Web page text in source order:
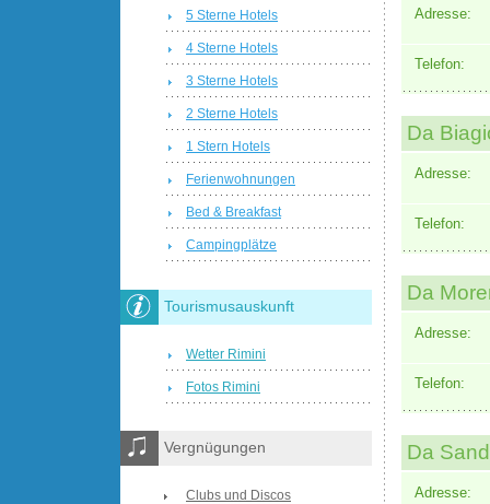
Adresse:
Telefon:
Da
Adresse:
Telefon:
Da
Adresse:
Telefon:
Da
Adresse:
5 Sterne Hotels
4 Sterne Hotels
3 Sterne Hotels
2 Sterne Hotels
1 Stern Hotels
Ferienwohnungen
Bed & Breakfast
Campingplätze
Tourismusauskunft
Wetter Rimini
Fotos Rimini
Vergnügungen
Clubs und Discos